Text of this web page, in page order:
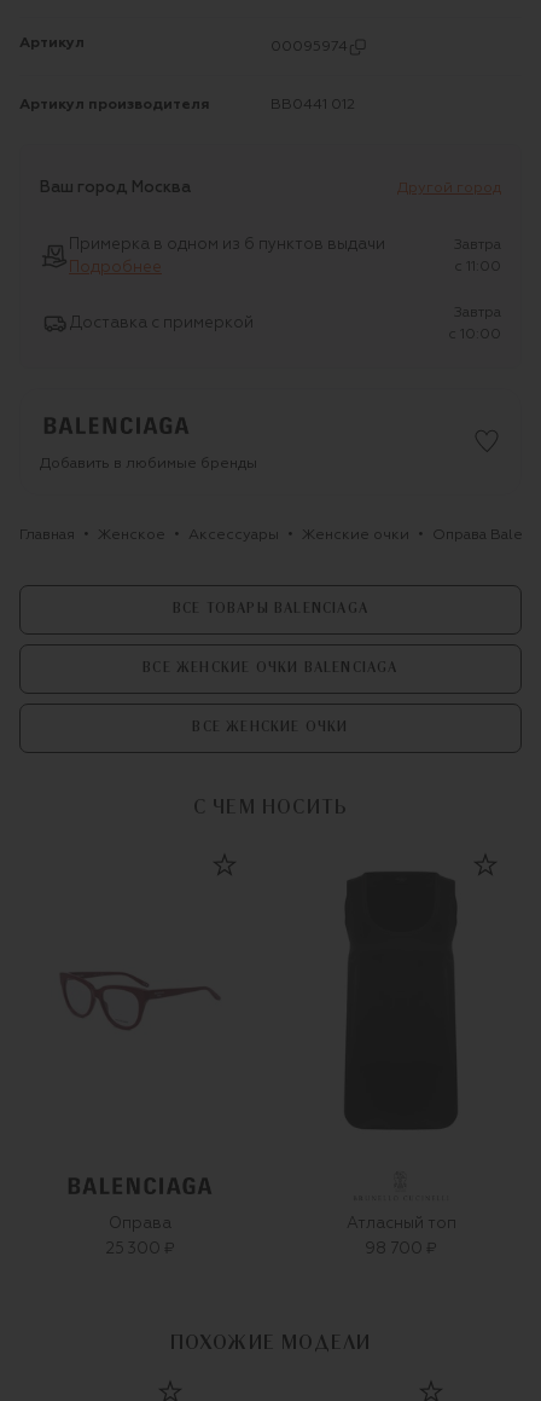
Артикул 00095974
Артикул производителя BB0441 012
Ваш город Москва Другой город
Примерка в одном из 6 пунктов выдачи
Подробнее
Завтра
c 11:00
Доставка с примеркой
Завтра
c 10:00
Добавить в любимые бренды
Главная Женское Аксессуары Женские очки Оправа
ВСЕ ТОВАРЫ BALENCIAGA
ВСЕ ЖЕНСКИЕ ОЧКИ BALENCIAGA
ВСЕ ЖЕНСКИЕ ОЧКИ
С ЧЕМ НОСИТЬ
Оправа
25 300 ₽
Атласный топ
98 700 ₽
ПОХОЖИЕ МОДЕЛИ